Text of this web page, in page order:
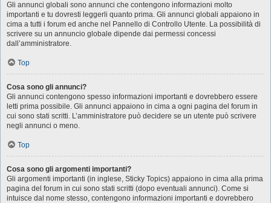
Gli annunci globali sono annunci che contengono informazioni molto
importanti e tu dovresti leggerli quanto prima. Gli annunci globali appaiono in
cima a tutti i forum ed anche nel Pannello di Controllo Utente. La possibilità di
scrivere su un annuncio globale dipende dai permessi concessi
dall’amministratore.
Top
Cosa sono gli annunci?
Gli annunci contengono spesso informazioni importanti e dovrebbero essere
letti prima possibile. Gli annunci appaiono in cima a ogni pagina del forum in
cui sono stati scritti. L’amministratore può decidere se un utente può scrivere
negli annunci o meno.
Top
Cosa sono gli argomenti importanti?
Gli argomenti importanti (in inglese, Sticky Topics) appaiono in cima alla prima
pagina del forum in cui sono stati scritti (dopo eventuali annunci). Come si
intuisce dal nome stesso, contengono informazioni importanti e dovrebbero